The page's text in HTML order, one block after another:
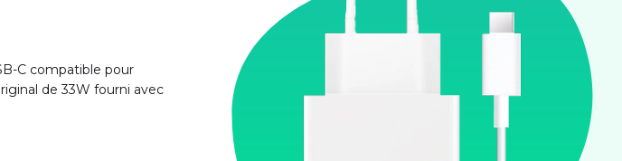
C compatible pour
de 33W fourni avec